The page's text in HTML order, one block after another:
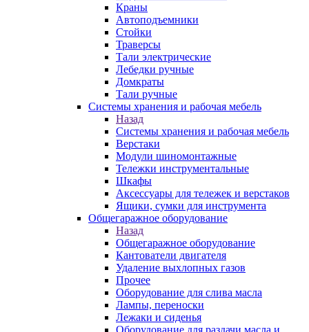
Краны
Автоподъемники
Стойки
Траверсы
Тали электрические
Лебедки ручные
Домкраты
Тали ручные
Системы хранения и рабочая мебель
Назад
Системы хранения и рабочая мебель
Верстаки
Модули шиномонтажные
Тележки инструментальные
Шкафы
Аксессуары для тележек и верстаков
Ящики, сумки для инструмента
Общегаражное оборудование
Назад
Общегаражное оборудование
Кантователи двигателя
Удаление выхлопных газов
Прочее
Оборудование для слива масла
Лампы, переноски
Лежаки и сиденья
Оборудование для раздачи масла и